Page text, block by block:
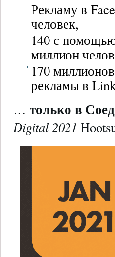
Рекламу в
человек,
140 с
миллион
170
рекламы в
… только в
Digital 2021